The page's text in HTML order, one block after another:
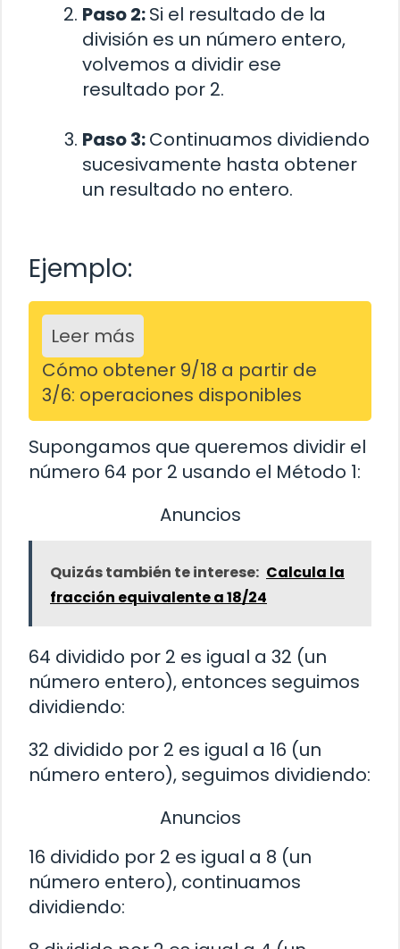
Paso 2:Si el resultado de la
división es un número entero,
volvemos a dividir ese
resultado por 2.
Paso 3:Continuamos dividiendo
sucesivamente hasta obtener
un resultado no entero.
Ejemplo:
Leer más
Cómo obtener 9/18 a partir de
3/6: operaciones disponibles
Supongamos que queremos dividir el
número 64 por 2 usando el Método 1:
Anuncios
Quizás también te interese: Calcula la
fracción equivalente a 18/24
64 dividido por 2 es igual a 32 (un
número entero), entonces seguimos
dividiendo:
32 dividido por 2 es igual a 16 (un
número entero), seguimos dividiendo:
Anuncios
16 dividido por 2 es igual a 8 (un
número entero), continuamos
dividiendo: